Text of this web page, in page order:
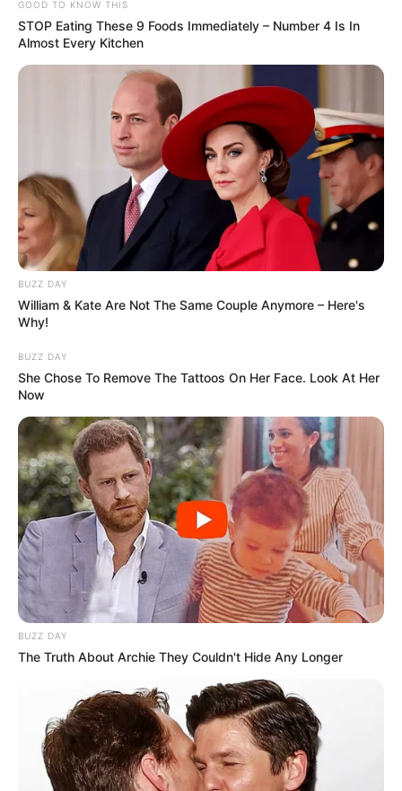
GOOD TO KNOW THIS
STOP Eating These 9 Foods Immediately – Number 4 Is In
Almost Every Kitchen
BUZZ DAY
William & Kate Are Not The Same Couple Anymore – Here's
Why!
BUZZ DAY
She Chose To Remove The Tattoos On Her Face. Look At Her
Now
BUZZ DAY
The Truth About Archie They Couldn't Hide Any Longer